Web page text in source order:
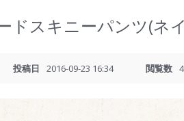
ドスキニーパンツ(ネ
投稿日 2016-09-23 16:34 閲覧数